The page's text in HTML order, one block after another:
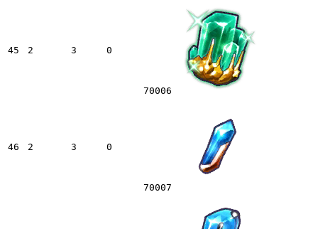
45 2 3 0
70006
46 2 3 0
70007